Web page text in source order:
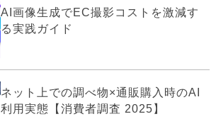
AI画像生成でEC撮影コストを激減す
る実践ガイド
ネット上での調べ物×通販購入時のAI
利用実態【消費者調査 2025】